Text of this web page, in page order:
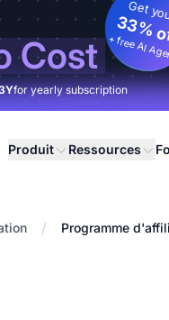
Cost
Get
33%
+ free AI
for yearly subscription
Produit Ressources
/ Programme